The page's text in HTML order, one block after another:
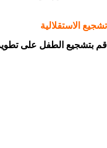
تشجيع الاستقلالية
قم بتشجيع الطفل على